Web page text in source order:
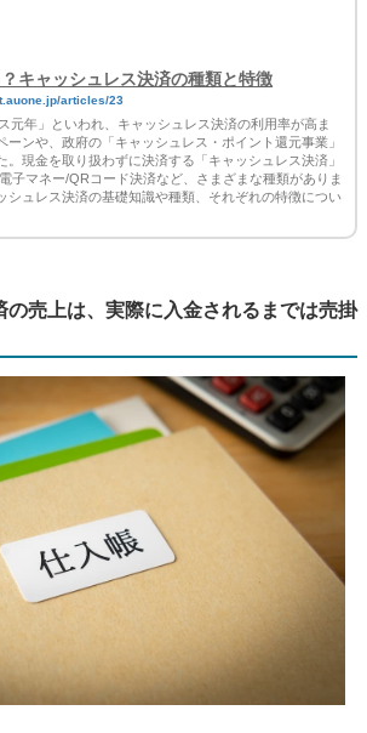
キャッシュレス決済の種類と特徴
articles/23
元年」といわれ、キャッシュレス決済の利用率が高ま
ーンや、政府の「キャッシュレス・ポイント還元事業」
。現金を取り扱わずに決済する「キャッシュレス決済」
子マネー/QRコード決済など、さまざまな種類がありま
シュレス決済の基礎知識や種類、それぞれの特徴につい
の売上は、実際に入金されるまでは売掛